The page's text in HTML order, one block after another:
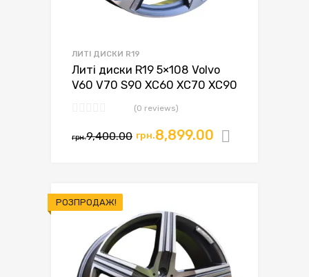
ЛИТІ ДИСКИ R19
Литі диски R19 5×108 Volvo
V60 V70 S90 XC60 XC70 XC90
(0 reviews)
грн.9,400.00 грн.8,899.00
РОЗПРОДАЖ!